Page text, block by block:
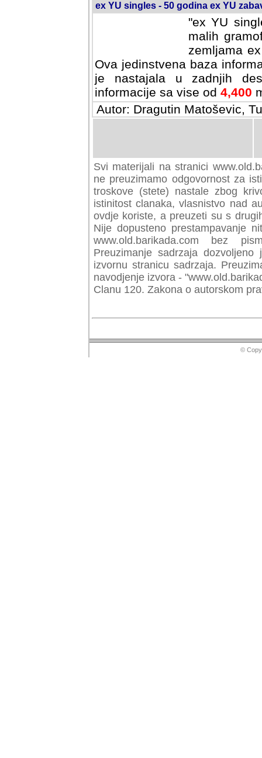
ex YU singles - 50 godina ex YU
"ex YU
malih
zemljama
Ova jedinstvena baza
je nastajala u zadnjih
informacije sa vise od 4,400
Autor: Dragutin Matoševic,
Svi materijali na stranici
preuzimamo odgovornost za
troskove (stete) nastale zbog
istinitost clanaka, vlasnistvo nad
ovdje koriste, a preuzeti su s
Nije dopusteno prestampavanje
www.old.barikada.com bez
Preuzimanje sadrzaja
izvornu stranicu sadrzaja.
navodjenje izvora -
Clanu 120. Zakona o autorskom
©